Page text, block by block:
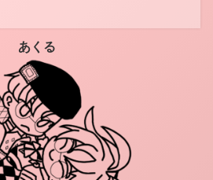
あくる